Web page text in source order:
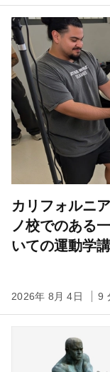
カリフォルニ
ノ校でのある
いての運動学
2026年 8月 4日 9